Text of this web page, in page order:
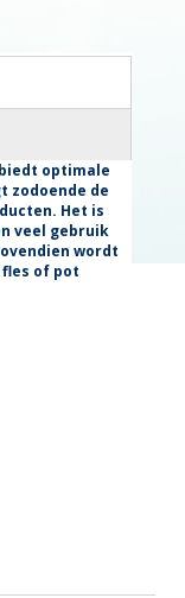
optimale
zodoende de
Het is
veel gebruik
wordt
fles of pot